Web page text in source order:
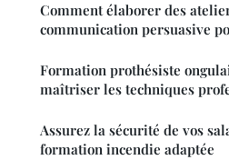
Comment élaborer des
communication persuasive
Formation prothésiste
maîtriser les techniques
Assurez la sécurité de vos
formation incendie adaptée